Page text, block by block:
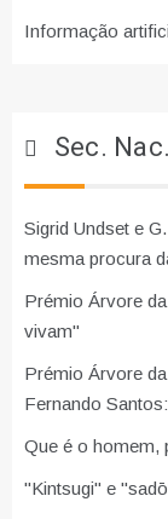
Informação
Sec.
Sigrid Undset e
mesma procura
Prémio Árvore
vivam"
Prémio Árvore
Fernando
Que é o homem,
"Kintsugi" e